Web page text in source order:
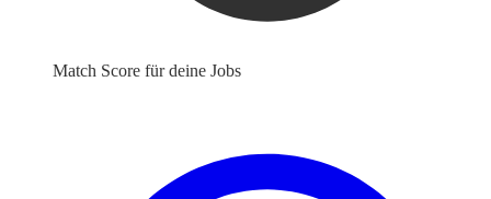
Match Score für deine Jobs